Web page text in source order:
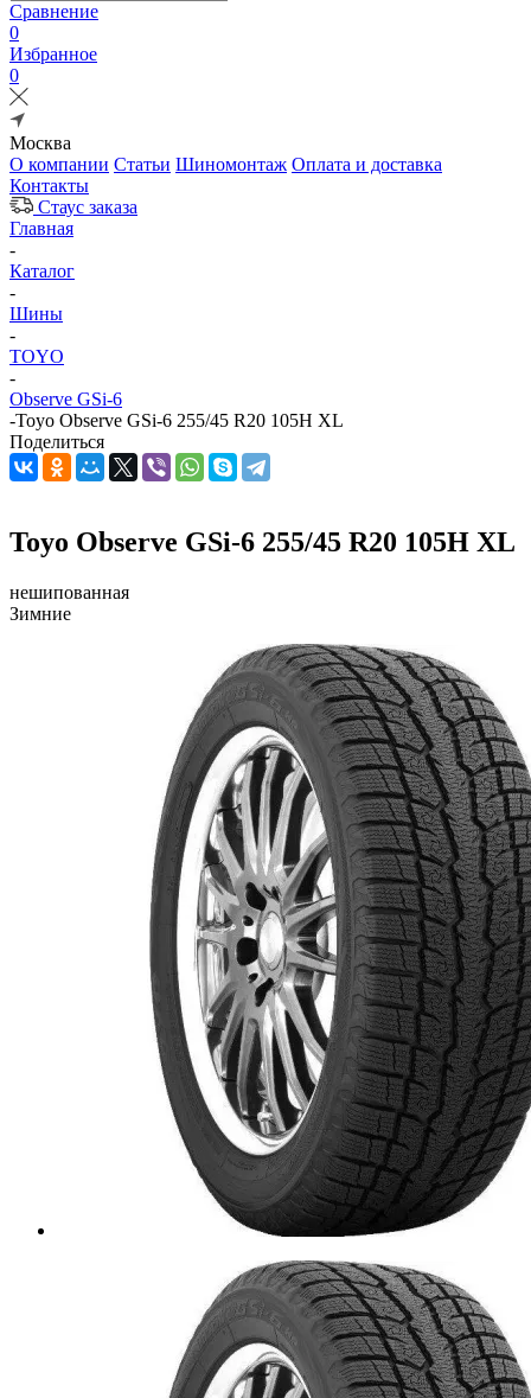
Сравнение
0
Избранное
0
Москва
О компании Статьи Шиномонтаж Оплата и доставка
Контакты
Стаус заказа
Главная
-
Каталог
-
Шины
-
TOYO
-
Observe GSi-6
-Toyo Observe GSi-6 255/45 R20 105H XL
Поделиться
Toyo Observe GSi-6 255/45 R20 105H XL
нешипованная
Зимние